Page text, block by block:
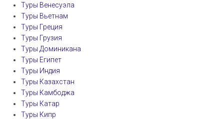
Туры Венесуэла
Туры Вьетнам
Туры Греция
Туры Грузия
Туры Доминикана
Туры Египет
Туры Индия
Туры Казахстан
Туры Камбоджа
Туры Катар
Туры Кипр